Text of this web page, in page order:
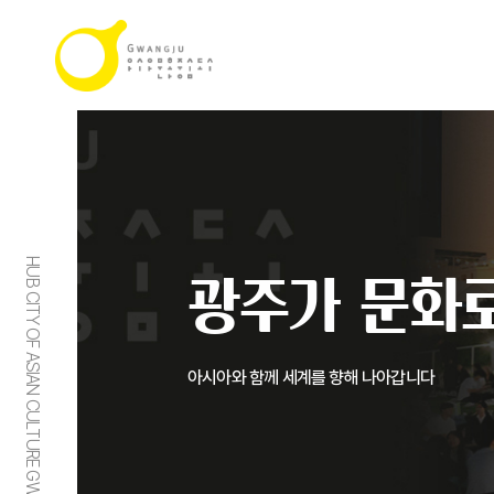
HUB CITY OF ASIAN CULTURE GWANGJU 광주가 문화
아시아와 함께 세계를 향해 나아갑니다